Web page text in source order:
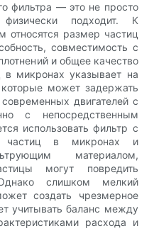
фильтра — это не просто
подходит. К
относятся размер частиц
совместимость с
и общее качество
в микронах указывает на
может задержать
двигателей с
с непосредственным
использовать фильтр с
частиц в микронах и
материалом,
могут повредить
слишком мелкий
создать чрезмерное
учитывать баланс между
расхода и